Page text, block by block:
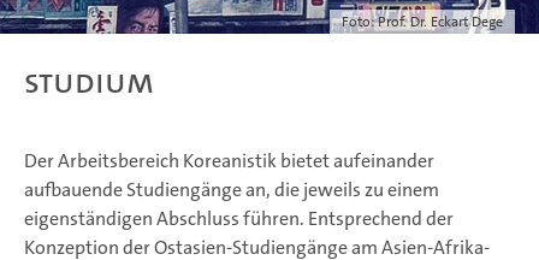
Foto: Prof. Dr. Eckart Dege
Studium
Der Arbeitsbereich Koreanistik bietet aufeinander
aufbauende Studiengänge an, die jeweils zu einem
eigenständigen Abschluss führen. Entsprechend der
Konzeption der Ostasien-Studiengänge am Asien-Afrika-